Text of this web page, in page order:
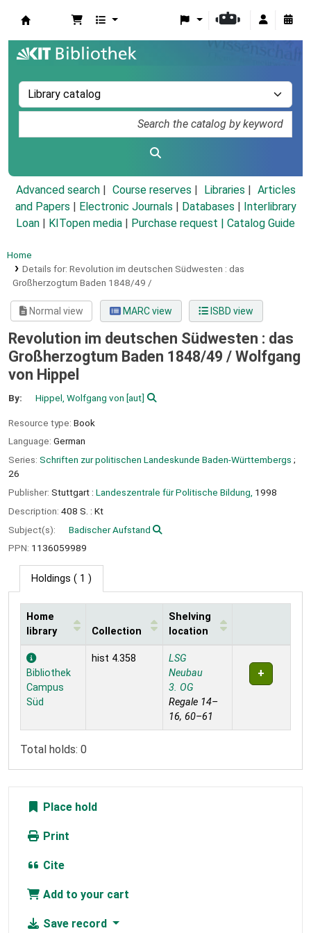
Advanced search Course reserves Libraries
Articles
and Papers
Electronic Journals Databases
Interlibrary
Loan
KITopen media Purchase request | Catalog Guide
Home
Details for: Revolution im deutschen Südwesten : das
Großherzogtum Baden 1848/49 /
Normal view MARC view ISBD view
Revolution im deutschen Südwesten : das
Großherzogtum Baden 1848/49 / Wolfgang
von Hippel
By: Hippel, Wolfgang von [aut]
Resource type: Book
Language: German
Series: Schriften zur politischen Landeskunde Baden-Württembergs ;
26
Publisher: Stuttgart : Landeszentrale für Politische Bildung, 1998
Description: 408 S. : Kt
Subject(s):
Badischer Aufstand
PPN: 1136059989
Holdings ( 1 )
Holdings
Home
library
Collection
Shelving
location
Bibliothek
Campus
Süd
hist 4.358
LSG
Neubau
3. OG
Regale 14–
16, 60–61
Total holds: 0
Place hold
Print
Cite
Add to your cart
Save record